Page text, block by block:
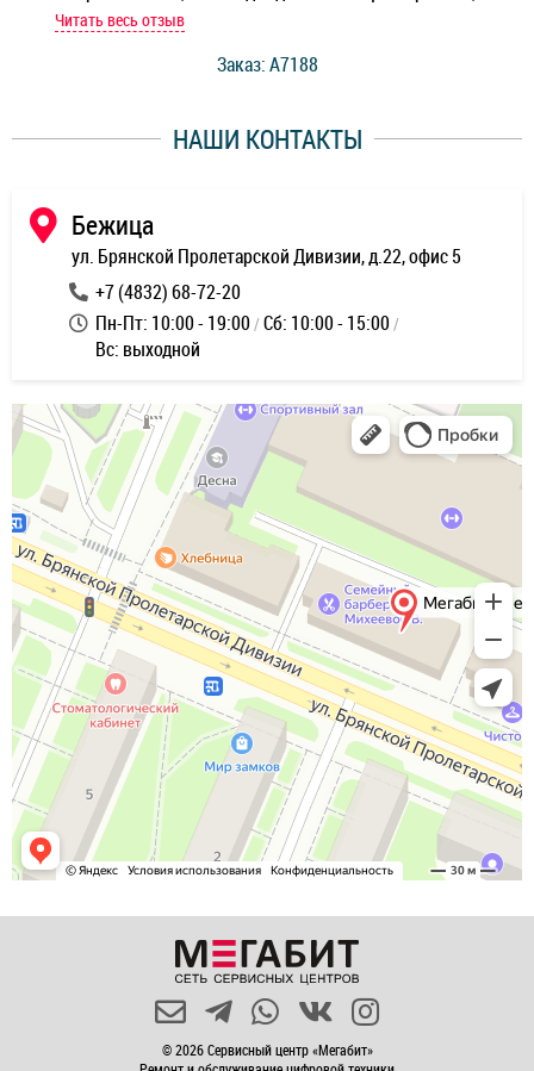
мастер при мне сделал быструю диагностику и сказал
работы и оперативность!
Читать весь отзыв
Заказ: A7188
НАШИ КОНТАКТЫ
Бежица
ул. Брянской Пролетарской Дивизии, д.22, офис 5
+7 (4832) 68-72-20
Пн-Пт: 10:00 - 19:00 Сб: 10:00 - 15:00
Вс: выходной
© 2026 Сервисный центр «Мегабит»